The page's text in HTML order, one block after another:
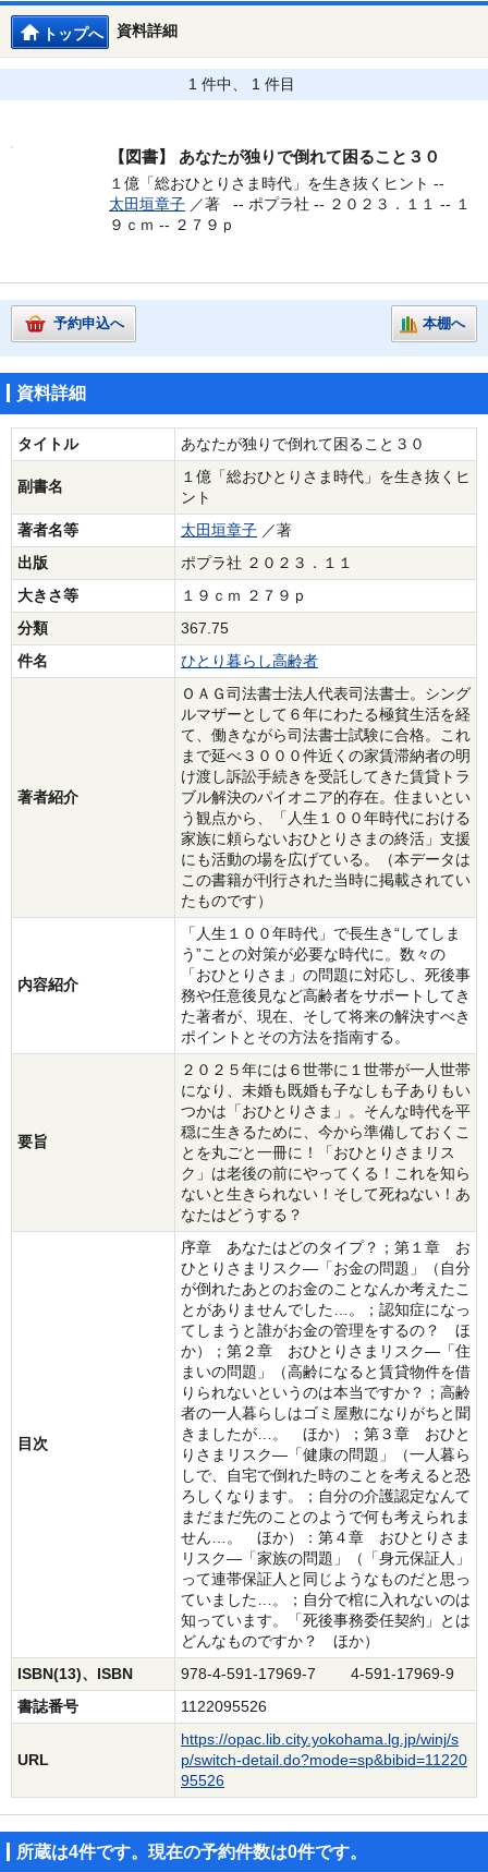
資料詳細
トップへ
1 件中、 1 件目
【図書】 あなたが独りで倒れて困ること３０
１億「総おひとりさま時代」を生き抜くヒント --
太田垣章子 ／著 -- ポプラ社 -- ２０２３．１１ -- １
９ｃｍ -- ２７９ｐ
予約申込へ 本棚へ
資料詳細
タイトル あなたが独りで倒れて困ること３０
副書名
１億「総おひとりさま時代」を生き抜くヒ
ント
著者名等
太田垣章子 ／著
出版
ポプラ社 ２０２３．１１
大きさ等
１９ｃｍ ２７９ｐ
分類
367.75
件名
ひとり暮らし高齢者
著者紹介
ＯＡＧ司法書士法人代表司法書士。シング
ルマザーとして６年にわたる極貧生活を経
て、働きながら司法書士試験に合格。これ
まで延べ３０００件近くの家賃滞納者の明
け渡し訴訟手続きを受託してきた賃貸トラ
ブル解決のパイオニア的存在。住まいとい
う観点から、「人生１００年時代における
家族に頼らないおひとりさまの終活」支援
にも活動の場を広げている。（本データは
この書籍が刊行された当時に掲載されてい
たものです）
内容紹介
「人生１００年時代」で長生き“してしま
う”ことの対策が必要な時代に。数々の
「おひとりさま」の問題に対応し、死後事
務や任意後見など高齢者をサポートしてき
た著者が、現在、そして将来の解決すべき
ポイントとその方法を指南する。
要旨
２０２５年には６世帯に１世帯が一人世帯
になり、未婚も既婚も子なしも子ありもい
つかは「おひとりさま」。そんな時代を平
穏に生きるために、今から準備しておくこ
とを丸ごと一冊に！「おひとりさまリス
ク」は老後の前にやってくる！これを知ら
ないと生きられない！そして死ねない！あ
なたはどうする？
目次
序章 あなたはどのタイプ？；第１章 お
ひとりさまリスク―「お金の問題」（自分
が倒れたあとのお金のことなんか考えたこ
とがありませんでした…。；認知症になっ
てしまうと誰がお金の管理をするの？ ほ
か）；第２章 おひとりさまリスク―「住
まいの問題」（高齢になると賃貸物件を借
りられないというのは本当ですか？；高齢
者の一人暮らしはゴミ屋敷になりがちと聞
きましたが…。 ほか）；第３章 おひと
りさまリスク―「健康の問題」（一人暮ら
しで、自宅で倒れた時のことを考えると恐
ろしくなります。；自分の介護認定なんて
まだまだ先のことのようで何も考えられま
せん…。 ほか）：第４章 おひとりさま
リスク―「家族の問題」（「身元保証人」
って連帯保証人と同じようなものだと思っ
ていました…。；自分で棺に入れないのは
知っています。「死後事務委任契約」とは
どんなものですか？ ほか）
ISBN(13)、ISBN
978-4-591-17969-7 4-591-17969-9
書誌番号
1122095526
URL
https://opac.lib.city.yokohama.lg.jp/winj/s
p/switch-detail.do?mode=sp&bibid=11220
95526
所蔵は4件です。現在の予約件数は0件です。